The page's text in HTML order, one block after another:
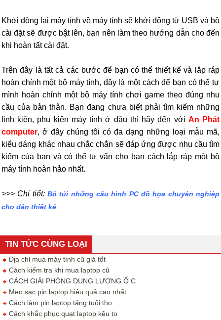
Khởi động lại máy tính về máy tính sẽ khởi động từ USB và bộ
cài đặt sẽ được bật lên, bạn nên làm theo hướng dẫn cho đến
khi hoàn tất cài đặt.
Trên đây là tất cả các bước để bạn có thể thiết kế và lắp ráp
hoàn chỉnh một bộ máy tính, đây là một cách để bạn có thể tự
mình hoàn chỉnh một bộ máy tính chơi game theo đúng nhu
cầu của bản thân. Bạn đang chưa biết phải tìm kiếm những
linh kiện, phụ kiện máy tính ở đâu thì hãy đến với An Phát
computer, ở đây chúng tôi có đa dạng những loại mẫu mã,
kiểu dáng khác nhau chắc chắn sẽ đáp ứng được nhu cầu tìm
kiếm của bạn và có thể tư vấn cho bạn cách lắp ráp một bộ
máy tính hoàn hảo nhất.
>>> Chi tiết: Bỏ túi những cấu hình PC đồ họa chuyên nghiệp
cho dân thiết kế
TIN TỨC CÙNG LOẠI
Địa chỉ mua máy tính cũ giá tốt
Cách kiểm tra khi mua laptop cũ
CÁCH GIẢI PHÓNG DUNG LƯỢNG Ổ C
Mẹo sạc pin laptop hiệu quả cao nhất
Cách làm pin laptop tăng tuổi thọ
Cách khắc phục quạt laptop kêu to